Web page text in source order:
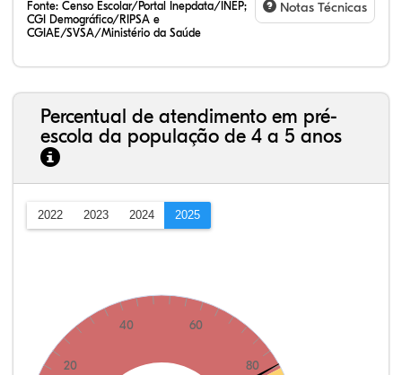
Fonte: Censo Escolar/Portal Inepdata/INEP;
CGI Demográfico/RIPSA e
CGIAE/SVSA/Ministério da Saúde
Notas Técnicas
Percentual de atendimento em pré-
escola da população de 4 a 5 anos
2022 2023 2024 2025
20
40 60
80